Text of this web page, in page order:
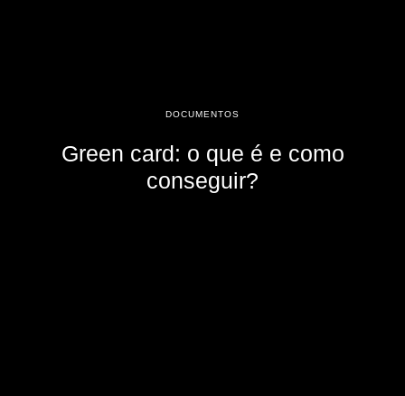
DOCUMENTOS
Green card: o que é e como
conseguir?